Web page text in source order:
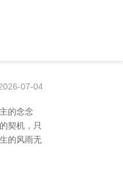
07-04
的念念
契机，只
的风雨无